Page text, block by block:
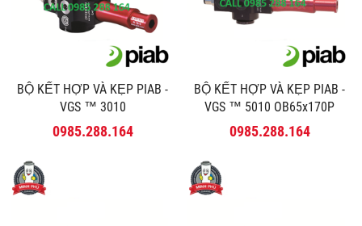
BỘ KẾT HỢP VÀ KẸP PIAB -
VGS ™ 3010
0985.288.164
BỘ KẾT HỢP VÀ KẸP PIAB -
VGS ™ 5010 OB65x170P
0985.288.164